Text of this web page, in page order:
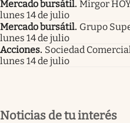
Mercado bursátil. Mirgor
lunes 14 de julio
Mercado bursátil. Grupo
lunes 14 de julio
Acciones. Sociedad
lunes 14 de julio
Noticias de tu interés